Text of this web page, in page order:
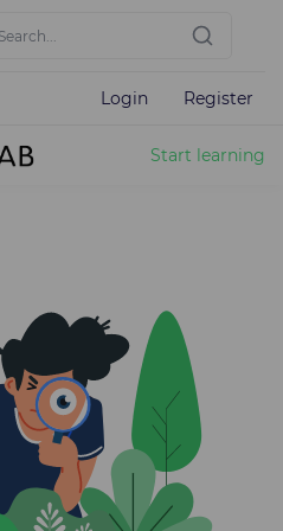
Login Register
Start learning